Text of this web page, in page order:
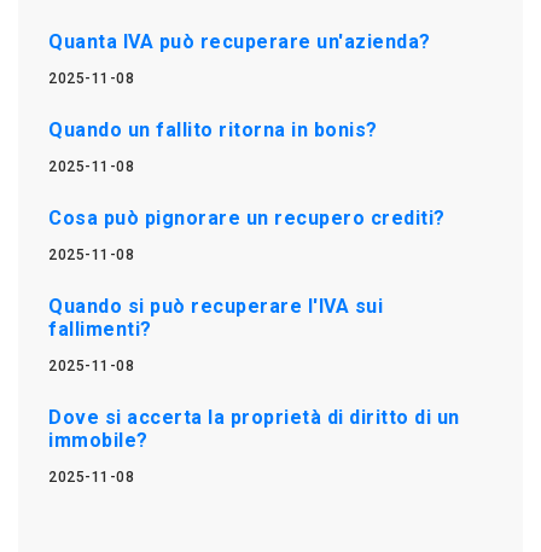
Quanta IVA può recuperare un'azienda?
2025-11-08
Quando un fallito ritorna in bonis?
2025-11-08
Cosa può pignorare un recupero crediti?
2025-11-08
Quando si può recuperare l'IVA sui
fallimenti?
2025-11-08
Dove si accerta la proprietà di diritto di un
immobile?
2025-11-08